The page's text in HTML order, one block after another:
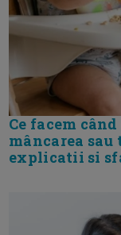
Ce facem
mâncarea
explicatii si